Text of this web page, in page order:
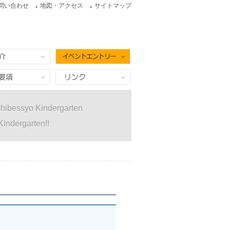
い合わせ 地図・アクセス サイトマップ
リンク
Kindergarten